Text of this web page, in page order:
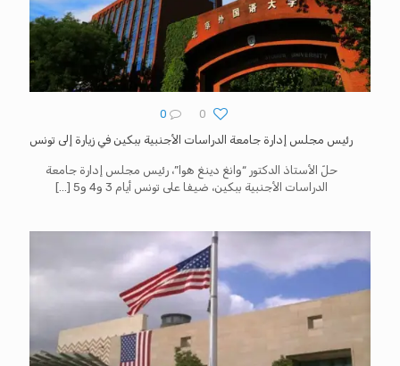
0
0
رئيس مجلس إدارة جامعة الدراسات الأجنبية ببكين في زيارة إلى تونس
حلّ الأستاذ الدكتور “وانغ دينغ هوا”، رئيس مجلس إدارة جامعة
الدراسات الأجنبية ببكين، ضيفا على تونس أيام 3 و4 و5
[…]